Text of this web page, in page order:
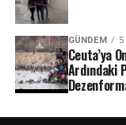
GÜNDEM 5
Ceuta’ya
Ardındaki